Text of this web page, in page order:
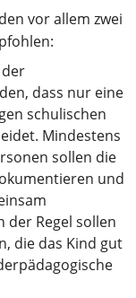
vor allem zwei
dass nur eine
schulischen
Mindestens
sollen die
und
Regel sollen
die das Kind gut